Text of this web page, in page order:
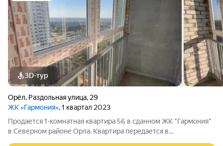
3D-тур
Орёл, Раздольная улица, 29
ЖК «Гармония», 1 квартал 2023
Продается 1-комнатная квартира 56 в сданном ЖК "Гармония"
в Северном районе Орла. Квартира передается в